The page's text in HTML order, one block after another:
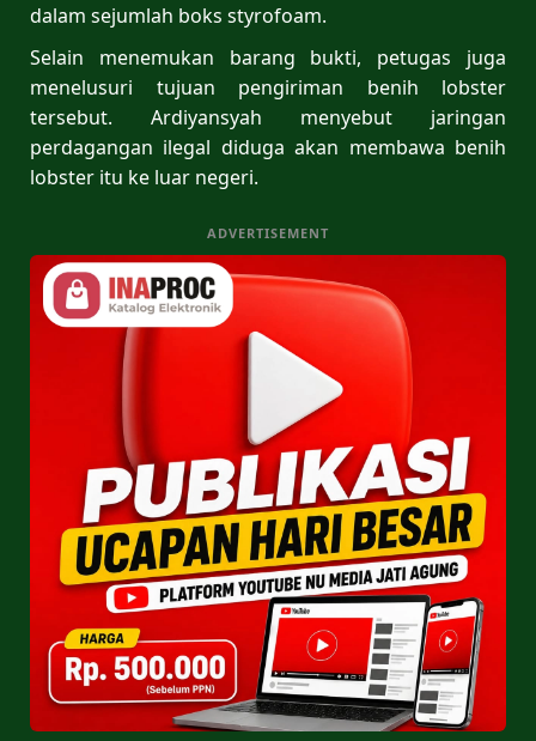
dalam sejumlah boks styrofoam.
Selain menemukan barang bukti, petugas juga
menelusuri tujuan pengiriman benih lobster
tersebut. Ardiyansyah menyebut jaringan
perdagangan ilegal diduga akan membawa benih
lobster itu ke luar negeri.
ADVERTISEMENT